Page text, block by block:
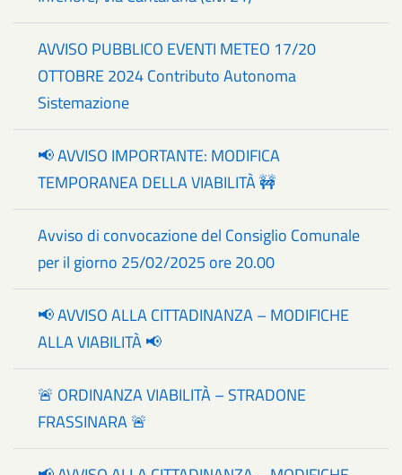
AVVISO PUBBLICO EVENTI METEO 17/20
OTTOBRE 2024 Contributo Autonoma
Sistemazione
📢 AVVISO IMPORTANTE: MODIFICA
TEMPORANEA DELLA VIABILITÀ 🚧
Avviso di convocazione del Consiglio Comunale
per il giorno 25/02/2025 ore 20.00
📢 AVVISO ALLA CITTADINANZA – MODIFICHE
ALLA VIABILITÀ 📢
🚨 ORDINANZA VIABILITÀ – STRADONE
FRASSINARA 🚨